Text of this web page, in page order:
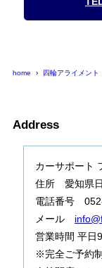
home 四輪アライメント
Address
カーサポート
住所 愛知県
電話番号
メール
営業時間 平日
※完全ご予約